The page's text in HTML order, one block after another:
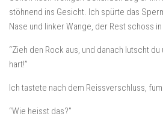
stöhnend ins Gesicht. Ich spürte das
Nase und linker Wange, der Rest schoss
“Zieh den Rock aus, und danach lutscht
hart!”
Ich tastete nach dem Reissverschluss,
“Wie heisst das?”